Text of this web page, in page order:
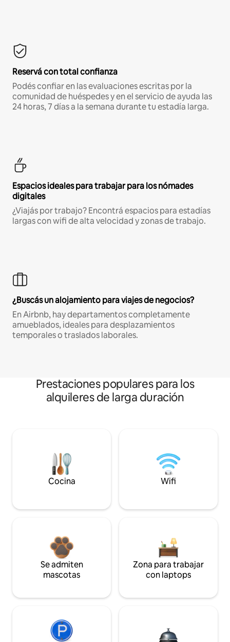
Reservá con total confianza
Podés confiar en las evaluaciones escritas por la
comunidad de huéspedes y en el servicio de ayuda las
24 horas, 7 días a la semana durante tu estadía larga.
Espacios ideales para trabajar para los nómades
digitales
¿Viajás por trabajo? Encontrá espacios para estadías
largas con wifi de alta velocidad y zonas de trabajo.
¿Buscás un alojamiento para viajes de negocios?
En Airbnb, hay departamentos completamente
amueblados, ideales para desplazamientos
temporales o traslados laborales.
Prestaciones populares para los
alquileres de larga duración
Cocina Wifi
Se admiten
mascotas
Zona para trabajar
con laptops